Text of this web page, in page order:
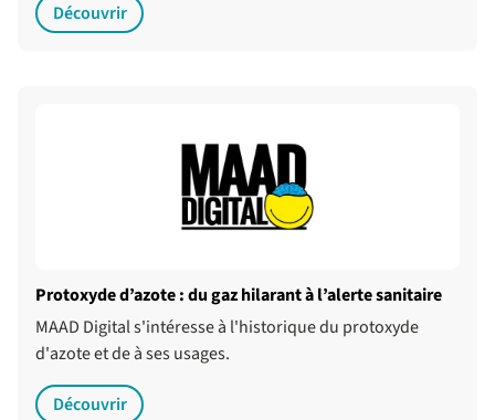
Découvrir
Protoxyde d’azote : du gaz hilarant à l’alerte sanitaire
MAAD Digital s'intéresse à l'historique du protoxyde
d'azote et de à ses usages.
Découvrir